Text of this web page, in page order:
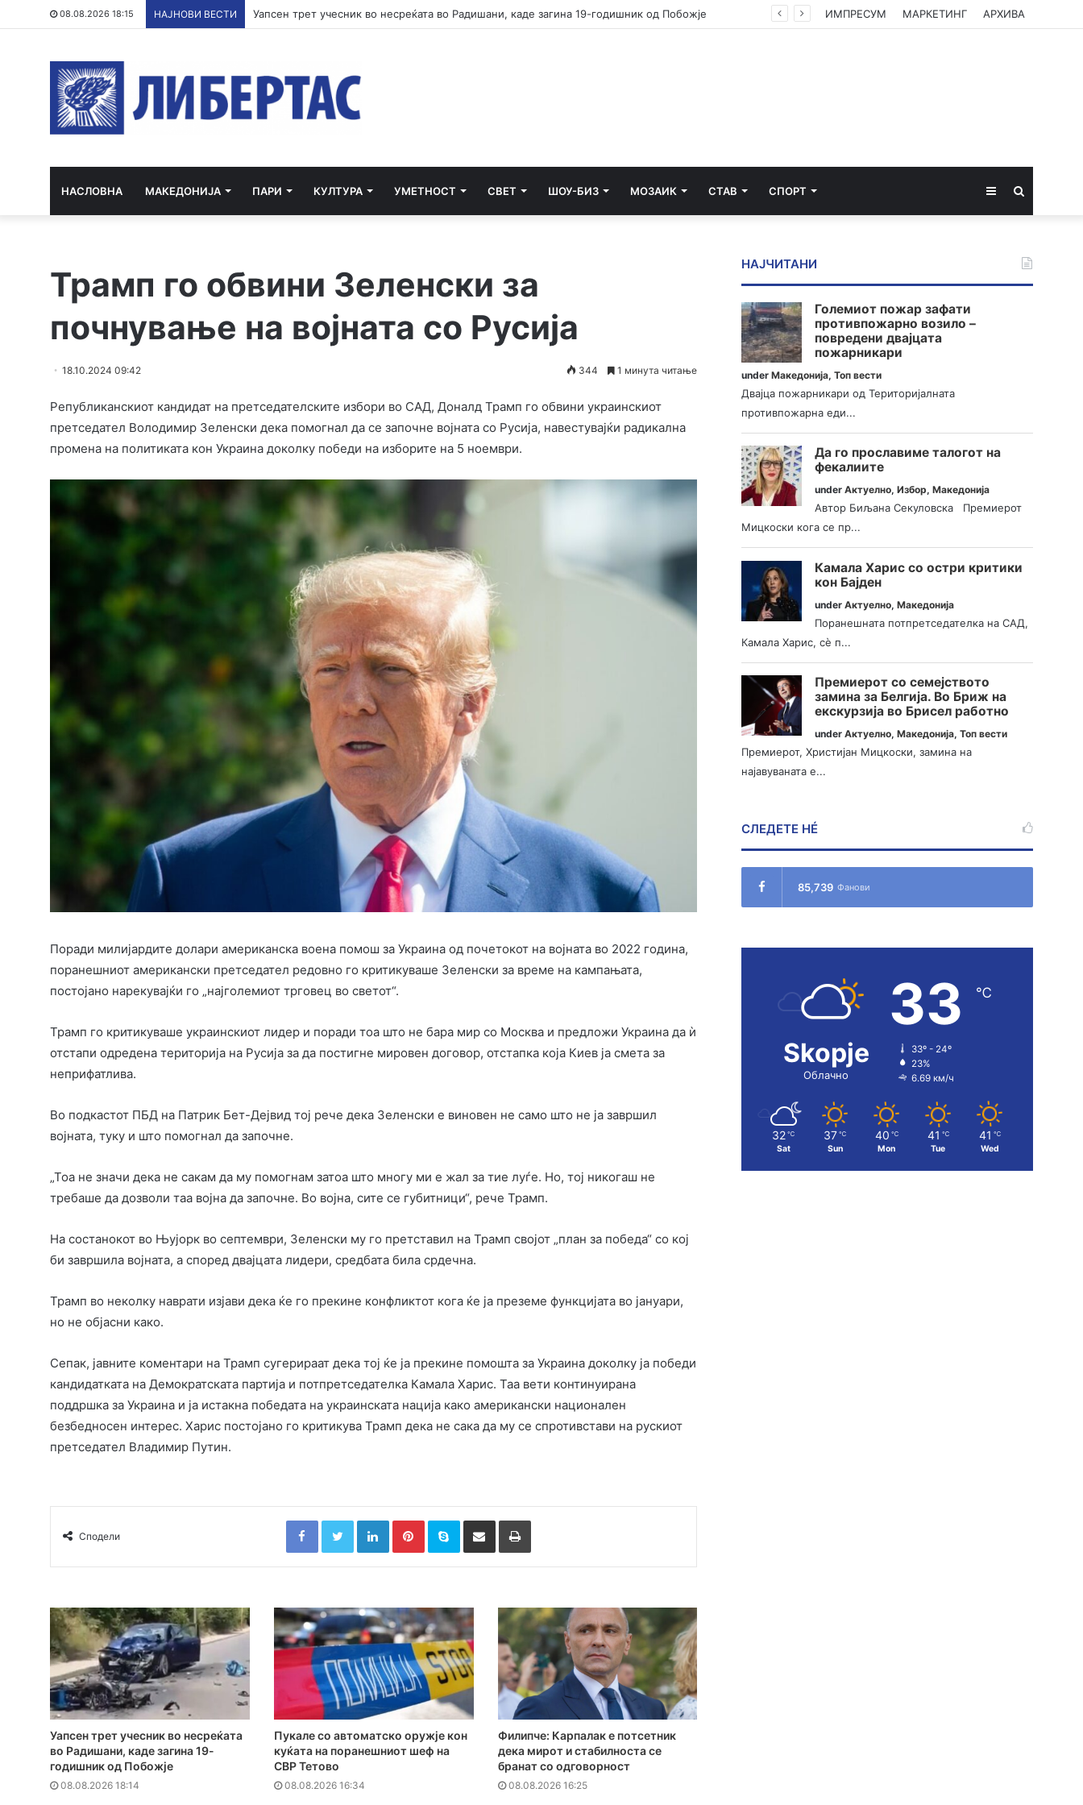
08.08.2026 18:15 НАЈНОВИ ВЕСТИ Уапсен трет учесник во несреќата во Радишани, каде загина 19-годишник од Побожје ИМПРЕСУМ МАРКЕТИНГ АРХИВА
НАСЛОВНА МАКЕДОНИЈА ПАРИ КУЛТУРА УМЕТНОСТ СВЕТ ШОУ-БИЗ МОЗАИК СТАВ СПОРТ Sidebar
Трамп го обвини Зеленски за
почнување на војната со Русија
18.10.2024 09:42 344 1 минута читање
Републиканскиот кандидат на претседателските избори во САД, Доналд Трамп го обвини украинскиот
претседател Володимир Зеленски дека помогнал да се започне војната со Русија, навестувајќи радикална
промена на политиката кон Украина доколку победи на изборите на 5 ноември.
Поради милијардите долари американска воена помош за Украина од почетокот на војната во 2022 година,
поранешниот американски претседател редовно го критикуваше Зеленски за време на кампањата,
постојано нарекувајќи го „најголемиот трговец во светот“.
Трамп го критикуваше украинскиот лидер и поради тоа што не бара мир со Москва и предложи Украина да ѝ
отстапи одредена територија на Русија за да постигне мировен договор, отстапка која Киев ја смета за
неприфатлива.
Во подкастот ПБД на Патрик Бет-Дејвид тој рече дека Зеленски е виновен не само што не ја завршил
војната, туку и што помогнал да започне.
„Тоа не значи дека не сакам да му помогнам затоа што многу ми е жал за тие луѓе. Но, тој никогаш не
требаше да дозволи таа војна да започне. Во војна, сите се губитници“, рече Трамп.
На состанокот во Њујорк во септември, Зеленски му го претставил на Трамп својот „план за победа“ со кој
би завршила војната, а според двајцата лидери, средбата била срдечна.
Трамп во неколку наврати изјави дека ќе го прекине конфликтот кога ќе ја преземе функцијата во јануари,
но не објасни како.
Сепак, јавните коментари на Трамп сугерираат дека тој ќе ја прекине помошта за Украина доколку ја победи
кандидатката на Демократската партија и потпретседателка Камала Харис. Таа вети континуирана
поддршка за Украина и ја истакна победата на украинската нација како американски национален
безбедносен интерес. Харис постојано го критикува Трамп дека не сака да му се спротивстави на рускиот
претседател Владимир Путин.
Сподели
FacebookTwitterLinkedInPinterestSkype Сподели преку Е-маил Испринтај
Уапсен трет учесник во несреќата
во Радишани, каде загина 19-
годишник од Побожје
08.08.2026 18:14
Пукале со автоматско оружје кон
куќата на поранешниот шеф на
СВР Тетово
08.08.2026 16:34
Филипче: Карпалак е потсетник
дека мирот и стабилноста се
бранат со одговорност
08.08.2026 16:25
НАЈЧИТАНИ
Големиот пожар зафати
противпожарно возило –
повредени двајцата
пожарникари
underМакедонија,Топ вести
Двајца пожарникари од Територијалната
противпожарна еди...
Да го прославиме талогот на
фекалиите
underАктуелно,Избор,Македонија
Автор Биљана Секуловска Премиерот
Мицкоски кога се пр...
Камала Харис со остри критики
кон Бајден
underАктуелно,Македонија
Поранешната потпретседателка на САД,
Камала Харис, сè п...
Премиерот со семејството
замина за Белгија. Во Бриж на
екскурзија во Брисел работно
underАктуелно,Македонија,Топ вести
Премиерот, Христијан Мицкоски, замина на
најавуваната е...
СЛЕДЕТЕ НÉ
85,739 Фанови
Skopje
Облачно
33 ℃
33º - 24º
23%
6.69 км/ч
32 ℃
Sat
37 ℃
Sun
40 ℃
Mon
41 ℃
Tue
41 ℃
Wed